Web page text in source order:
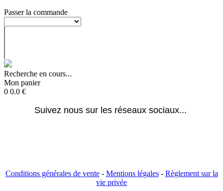
Passer la commande
Recherche en cours...
Mon panier
0 0.0 €
Suivez nous sur les réseaux sociaux...
Conditions générales de vente- Mentions légales- Règlement sur la
vie privée